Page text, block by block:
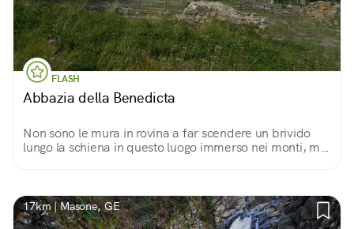
FLASH
Abbazia della Benedicta
Non sono le mura in rovina a far scendere un brivido
lungo la schiena in questo luogo immerso nei monti, ma
17km | Masone, GE